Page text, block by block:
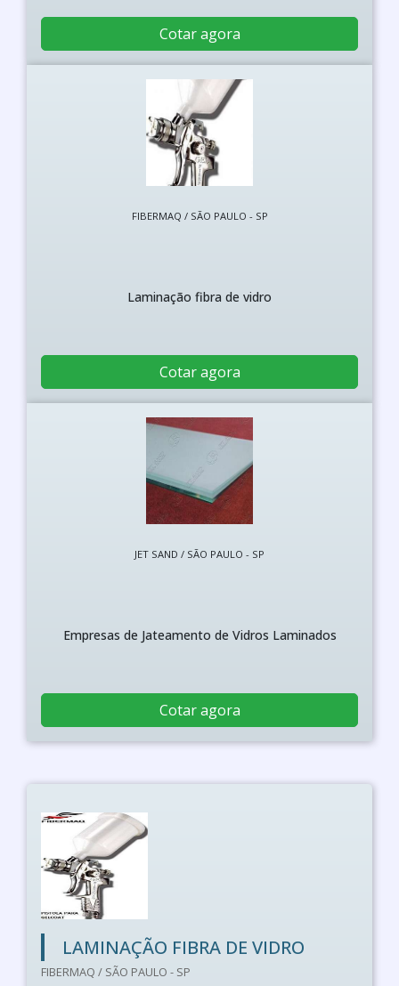
Cotar agora
FIBERMAQ / SÃO PAULO - SP
Laminação fibra de vidro
Cotar agora
JET SAND / SÃO PAULO - SP
Empresas de Jateamento de Vidros Laminados
Cotar agora
LAMINAÇÃO FIBRA DE VIDRO
FIBERMAQ / SÃO PAULO - SP